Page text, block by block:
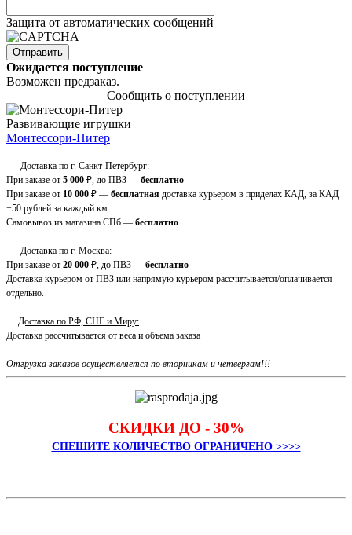
Защита от автоматических сообщений
Ожидается поступление
Возможен предзаказ.
Сообщить о поступлении
Развивающие игрушки
Монтессори-Питер
Доставка по г. Санкт-Петербург:
При заказе от 5 000 ₽, до ПВЗ — бесплатно
При заказе от 10 000 ₽ — бесплатная доставка курьером в приделах КАД, за КАД
+50 рублей за каждый км.
Самовывоз из магазина СПб — бесплатно
Доставка по г. Москва:
При заказе от 20 000 ₽, до ПВЗ — бесплатно
Доставка курьером от ПВЗ или напрямую курьером рассчитывается/оплачивается
отдельно.
Доставка по РФ, СНГ и Миру:
Доставка рассчитывается от веса и объема заказа
Отгрузка заказов осуществляется по вторникам и четвергам!!!
СКИДКИ ДО - 30%
СПЕШИТЕ КОЛИЧЕСТВО ОГРАНИЧЕНО >>>>